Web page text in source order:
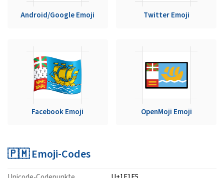
Android/Google Emoji Twitter Emoji
Facebook Emoji OpenMoji Emoji
🇵🇲 Emoji-Codes